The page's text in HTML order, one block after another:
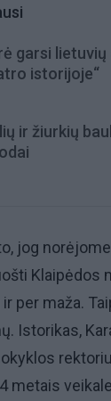
garsi
istorijoje“
ir žiurkių
jog
Klaipėdos
per maža.
Istorikas,
metais